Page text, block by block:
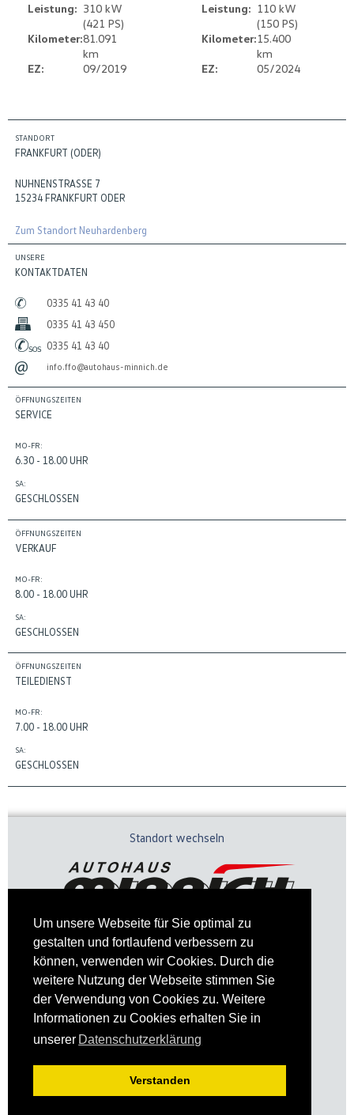
Um unsere Webseite für Sie optimal zu
gestalten und fortlaufend verbessern zu
können, verwenden wir Cookies. Durch die
weitere Nutzung der Webseite stimmen Sie
der Verwendung von Cookies zu. Weitere
Informationen zu Cookies erhalten Sie in
unserer Datenschutzerklärung
Verstanden
Leistung: 310 kW
(421 PS)
Kilometer:81.091
km
EZ:
09/2019
Leistung: 110 kW
(150 PS)
Kilometer:15.400
km
EZ:
05/2024
STANDORT
FRANKFURT (ODER)
NUHNENSTRASSE 7
15234 FRANKFURT ODER
Zum Standort Neuhardenberg
UNSERE
KONTAKTDATEN
0335 41 43 40
0335 41 43 450
0335 41 43 40
info.ffo@autohaus-minnich.de
ÖFFNUNGSZEITEN
SERVICE
MO-FR:
6.30 - 18.00 UHR
SA:
GESCHLOSSEN
ÖFFNUNGSZEITEN
VERKAUF
MO-FR:
8.00 - 18.00 UHR
SA:
GESCHLOSSEN
ÖFFNUNGSZEITEN
TEILEDIENST
MO-FR:
7.00 - 18.00 UHR
SA:
GESCHLOSSEN
Standort wechseln
Impressum Datenschutz